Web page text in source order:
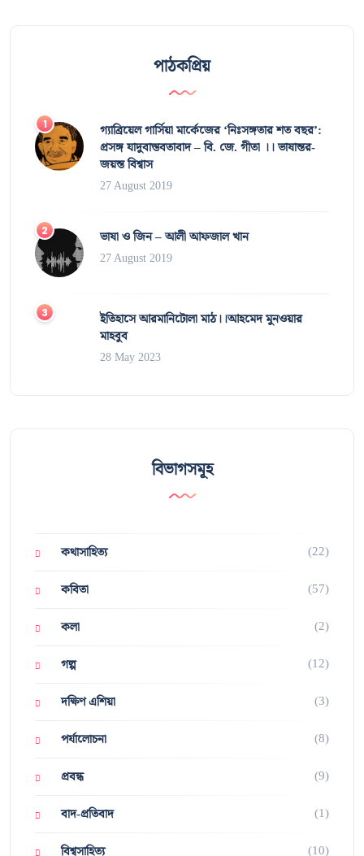
পাঠকপ্রিয়
গ্যাব্রিয়েল গার্সিয়া মার্কেজের ‘নিঃসঙ্গতার শত বছর’:
প্রসঙ্গ যাদুবাস্তবতাবাদ – বি. জে. গীতা ।। ভাষান্তর-
জয়ন্ত বিশ্বাস
27 August 2019
ভাষা ও জিন – আলী আফজাল খান
27 August 2019
ইতিহাসে আরমানিটোলা মাঠ।।আহমেদ মুনওয়ার
মাহবুব
28 May 2023
বিভাগসমূহ
কথাসাহিত্য (22)
কবিতা (57)
কলা (2)
গল্প (12)
দক্ষিণ এশিয়া (3)
পর্যালোচনা (8)
প্রবন্ধ (9)
বাদ-প্রতিবাদ (1)
বিশ্বসাহিত্য (10)